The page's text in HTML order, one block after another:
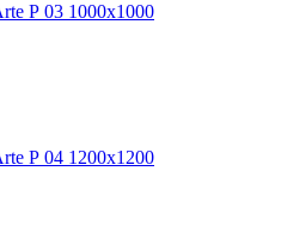
Р 03 1000х1000
Р 04 1200х1200